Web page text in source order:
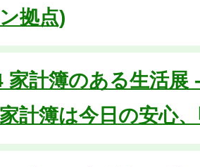
拠点)
家計簿のある生活展
計簿は今日の安心